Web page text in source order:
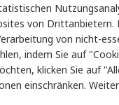
von Drittanbietern.
von nicht-
indem Sie auf
klicken Sie auf
einschränken.